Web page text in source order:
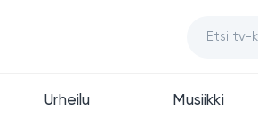
Urheilu Musiikki